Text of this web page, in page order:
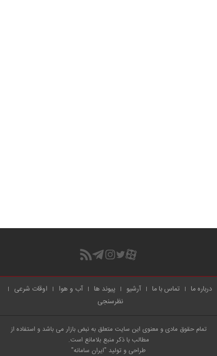
درباره ما تماس با ما آرشیو پیوند ها آب و هوا
اوقات شرعی
نظرسنجی
تمام حقوق مادی و معنوی این سایت متعلق به نبض بازار می باشد و استفاده از
مطالب با ذکر منبع بلامانع است.
طراحی و تولید "ایران سامانه"